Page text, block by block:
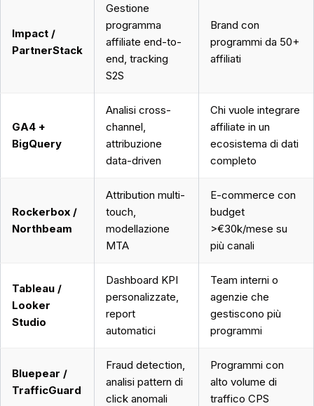
Impact /
PartnerStack
Gestione
programma
affiliate end-to-
end, tracking
S2S
Brand con
programmi da 50+
affiliati
GA4 +
BigQuery
Analisi cross-
channel,
attribuzione
data-driven
Chi vuole integrare
affiliate in un
ecosistema di dati
completo
Rockerbox /
Northbeam
Attribution multi-
touch,
modellazione
MTA
E-commerce con
budget
>€30k/mese su
più canali
Tableau /
Looker
Studio
Dashboard KPI
personalizzate,
report
automatici
Team interni o
agenzie che
gestiscono più
programmi
Bluepear /
TrafficGuard
Fraud detection,
analisi pattern di
click anomali
Programmi con
alto volume di
traffico CPS